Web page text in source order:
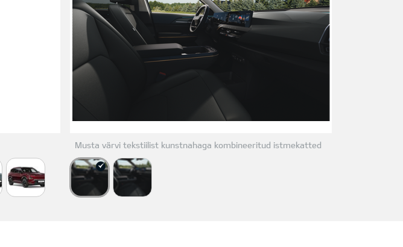
Musta värvi tekstiilist kunstnahaga kombineeritud istmekatted